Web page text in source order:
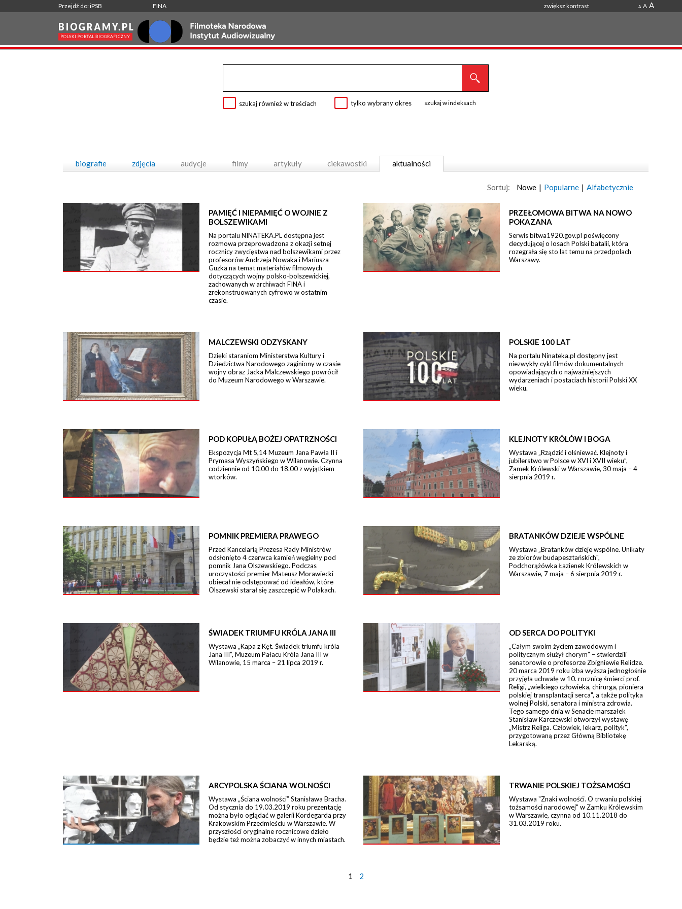
Przejdź do: iPSB FINA zwiększ kontrast A A A
szukaj również w treściach tylko wybrany okres szukaj w indeksach
biografie zdjęcia audycje filmy artykuły ciekawostki aktualności
Sortuj: Nowe | Popularne | Alfabetycznie
PAMIĘĆ I NIEPAMIĘĆ O WOJNIE Z
BOLSZEWIKAMI
Na portalu NINATEKA.PL dostępna jest
rozmowa przeprowadzona z okazji setnej
rocznicy zwycięstwa nad bolszewikami przez
profesorów Andrzeja Nowaka i Mariusza
Guzka na temat materiałów filmowych
dotyczących wojny polsko-bolszewickiej,
zachowanych w archiwach FINA i
zrekonstruowanych cyfrowo w ostatnim
czasie.
PRZEŁOMOWA BITWA NA NOWO
POKAZANA
Serwis bitwa1920.gov.pl poświęcony
decydującej o losach Polski batalii, która
rozegrała się sto lat temu na przedpolach
Warszawy.
MALCZEWSKI ODZYSKANY
Dzięki staraniom Ministerstwa Kultury i
Dziedzictwa Narodowego zaginiony w czasie
wojny obraz Jacka Malczewskiego powrócił
do Muzeum Narodowego w Warszawie.
POLSKIE 100 LAT
Na portalu Ninateka.pl dostępny jest
niezwykły cykl filmów dokumentalnych
opowiadających o najważniejszych
wydarzeniach i postaciach historii Polski XX
wieku.
POD KOPUŁĄ BOŻEJ OPATRZNOŚCI
Ekspozycja Mt 5,14 Muzeum Jana Pawła II i
Prymasa Wyszyńskiego w Wilanowie. Czynna
codziennie od 10.00 do 18.00 z wyjątkiem
wtorków.
KLEJNOTY KRÓLÓW I BOGA
Wystawa „Rządzić i olśniewać. Klejnoty i
jubilerstwo w Polsce w XVI i XVII wieku”,
Zamek Królewski w Warszawie, 30 maja – 4
sierpnia 2019 r.
POMNIK PREMIERA PRAWEGO
Przed Kancelarią Prezesa Rady Ministrów
odsłonięto 4 czerwca kamień węgielny pod
pomnik Jana Olszewskiego. Podczas
uroczystości premier Mateusz Morawiecki
obiecał nie odstępować od ideałów, które
Olszewski starał się zaszczepić w Polakach.
BRATANKÓW DZIEJE WSPÓLNE
Wystawa „Bratanków dzieje wspólne. Unikaty
ze zbiorów budapesztańskich",
Podchorążówka Łazienek Królewskich w
Warszawie, 7 maja – 6 sierpnia 2019 r.
ŚWIADEK TRIUMFU KRÓLA JANA III
Wystawa „Kapa z Kęt. Świadek triumfu króla
Jana III”, Muzeum Pałacu Króla Jana III w
Wilanowie, 15 marca – 21 lipca 2019 r.
OD SERCA DO POLITYKI
„Całym swoim życiem zawodowym i
politycznym służył chorym” – stwierdzili
senatorowie o profesorze Zbigniewie Relidze.
20 marca 2019 roku izba wyższa jednogłośnie
przyjęła uchwałę w 10. rocznicę śmierci prof.
Religi, „wielkiego człowieka, chirurga, pioniera
polskiej transplantacji serca", a także polityka
wolnej Polski, senatora i ministra zdrowia.
Tego samego dnia w Senacie marszałek
Stanisław Karczewski otworzył wystawę
„Mistrz Religa. Człowiek, lekarz, polityk”,
przygotowaną przez Główną Bibliotekę
Lekarską.
ARCYPOLSKA ŚCIANA WOLNOŚCI
Wystawa „Ściana wolności” Stanisława Bracha.
Od stycznia do 19.03.2019 roku prezentację
można było oglądać w galerii Kordegarda przy
Krakowskim Przedmieściu w Warszawie. W
przyszłości oryginalne rocznicowe dzieło
będzie też można zobaczyć w innych miastach.
TRWANIE POLSKIEJ TOŻSAMOŚCI
Wystawa "Znaki wolnośći. O trwaniu polskiej
tożsamości narodowej" w Zamku Królewskim
w Warszawie, czynna od 10.11.2018 do
31.03.2019 roku.
1 2